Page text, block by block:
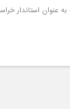
عنوان استاندار